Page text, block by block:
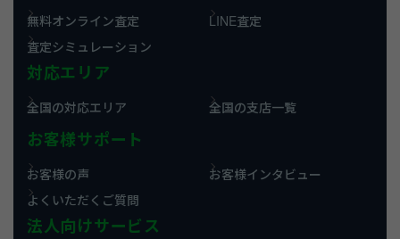
無料オンライン査定
LINE査定
査定シミュレーション
対応エリア
全国の対応エリア 全国の支店一覧
お客様サポート
お客様の声
お客様インタビュー
よくいただくご質問
法人向けサービス